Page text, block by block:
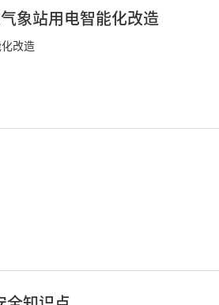
象站用电智能化改造
改造